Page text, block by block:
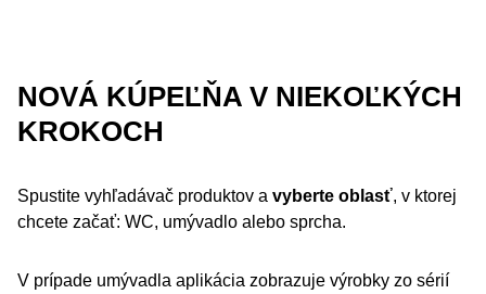
NOVÁ KÚPEĽŇA V NIEKOĽKÝCH
KROKOCH
Spustite vyhľadávač produktov a vyberte oblasť, v ktorej
chcete začať: WC, umývadlo alebo sprcha.
V prípade umývadla aplikácia zobrazuje výrobky zo sérií